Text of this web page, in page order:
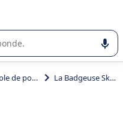
seleção de software
Controle de ponto La Badgeuse Skello